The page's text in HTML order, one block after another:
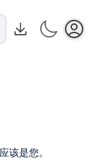
该是您。